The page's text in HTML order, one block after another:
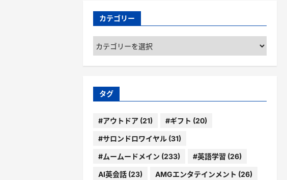
カテゴリー
カ
テ
ゴ
ー
タグ
#アウトドア(21) #ギフト (20)
#サロンドロワイヤル(31)
#ムームードメイン (233) #英語学習 (26)
AI英会話(23) AMGエンタテインメント (26)